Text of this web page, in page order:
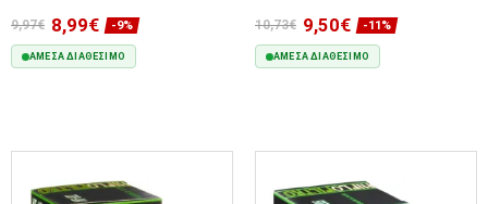
9,97€ 8,99€ -9%
ΆΜΕΣΑ ΔΙΑΘΈΣΙΜΟ
10,73€ 9,50€ -11%
ΆΜΕΣΑ ΔΙΑΘΈΣΙΜΟ